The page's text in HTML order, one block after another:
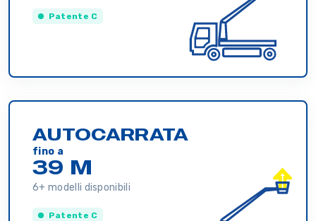
Patente C
AUTOCARRATA
fino a
39 M
6+ modelli disponibili
Patente C